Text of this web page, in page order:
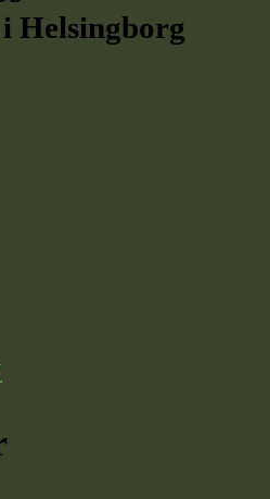
Helsingborg